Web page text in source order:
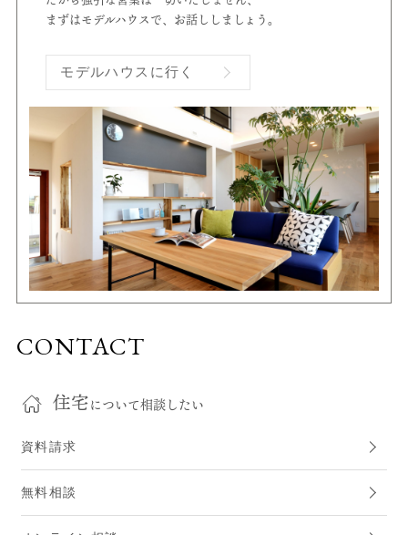
まずはモデルハウスで、お話ししましょう。
モデルハウスに行く
CONTACT
住宅について相談したい
資料請求
無料相談